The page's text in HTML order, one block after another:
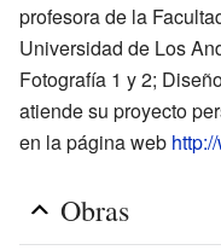
profesora de la
Universidad de Los
Fotografía 1 y 2;
atiende su proyecto
en la página web
Obras